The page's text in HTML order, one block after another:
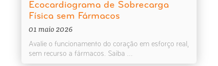
Ecocardiograma de Sobrecarga
Física sem Fármacos
01 maio 2026
Avalie o funcionamento do coração em esforço real,
sem recurso a fármacos. Saiba ...